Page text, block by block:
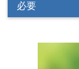
必要